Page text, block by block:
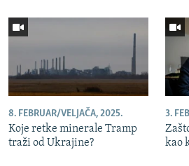
8. FEBRUAR/VELJAČA, 2025.
Koje retke minerale Tramp
traži od Ukrajine?
3.
kao